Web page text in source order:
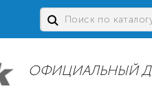
ОФИЦИАЛЬНЫЙ